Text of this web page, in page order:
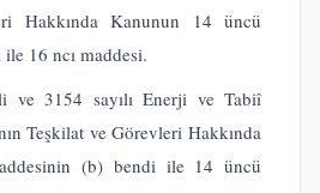
Hakkında Kanunun 14 üncü
16 ncı maddesi.
ve 3154 sayılı Enerji ve Tabiî
Teşkilat ve Görevleri Hakkında
(b) bendi ile 14 üncü